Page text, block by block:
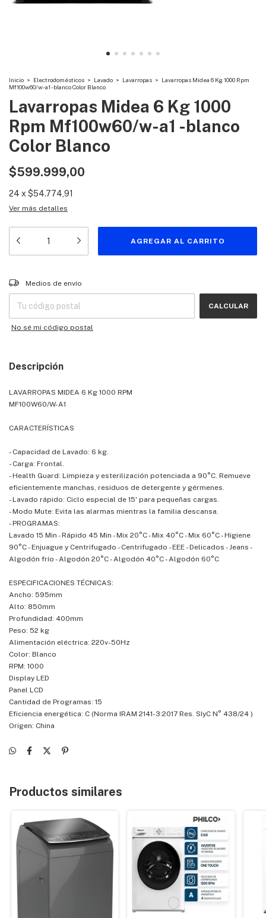
Inicio > Electrodomésticos > Lavado > Lavarropas > Lavarropas Midea 6 Kg 1000 Rpm
Mf100w60/w-a1 -blanco Color Blanco
Lavarropas Midea 6 Kg 1000
Rpm Mf100w60/w-a1 -blanco
Color Blanco
$599.999,00
24 x $54.774,91
Ver más detalles
Entregas para el CP:
Medios de envío
CALCULAR
No sé mi código postal
Descripción
LAVARROPAS MIDEA 6 Kg 1000 RPM
MF100W60/W-A1
CARACTERÍSTICAS
- Capacidad de Lavado: 6 kg.
- Carga: Frontal.
- Health Guard: Limpieza y esterilización potenciada a 90°C. Remueve
eficientemente manchas, residuos de detergente y gérmenes.
- Lavado rápido: Ciclo especial de 15' para pequeñas cargas.
- Modo Mute: Evita las alarmas mientras la familia descansa.
- PROGRAMAS:
Lavado 15 Min - Rápido 45 Min - Mix 20°C - Mix 40°C - Mix 60°C - Higiene
90°C - Enjuague y Centrifugado - Centrifugado - EEE - Delicados - Jeans -
Algodón frío - Algodón 20°C - Algodón 40°C - Algodón 60°C
ESPECIFICACIONES TÉCNICAS:
Ancho: 595mm
Alto: 850mm
Profundidad: 400mm
Peso: 52 kg
Alimentación eléctrica: 220v-50Hz
Color: Blanco
RPM: 1000
Display LED
Panel LCD
Cantidad de Programas: 15
Eficiencia energética: C (Norma IRAM 2141-3:2017 Res. SIyC N° 438/24 )
Origen: China
Productos similares